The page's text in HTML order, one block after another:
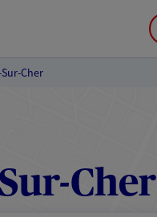
Cher
Cher